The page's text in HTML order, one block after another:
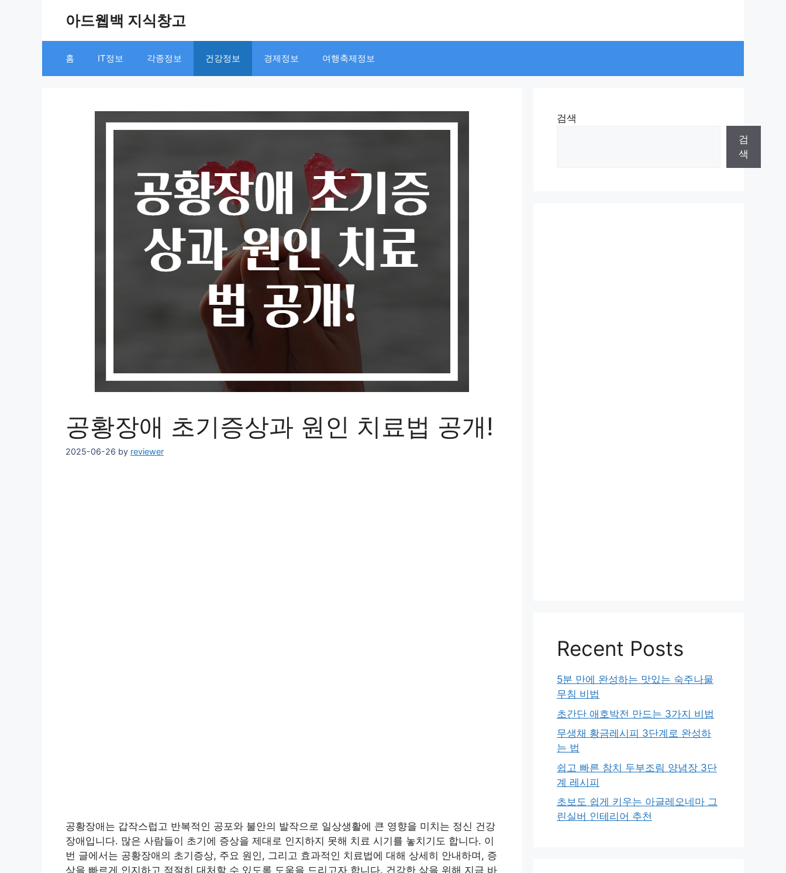
아드웹백 지식창고
홈 IT정보 각종정보 건강정보 경제정보 여행축제정보
공황장애 초기증상과 원인 치료법 공개!
2025-06-26 by reviewer
공황장애는 갑작스럽고 반복적인 공포와 불안의 발작으로 일상생활에 큰 영향을 미치는 정신 건강
장애입니다. 많은 사람들이 초기에 증상을 제대로 인지하지 못해 치료 시기를 놓치기도 합니다. 이
번 글에서는 공황장애의 초기증상, 주요 원인, 그리고 효과적인 치료법에 대해 상세히 안내하며, 증
상을 빠르게 인지하고 적절히 대처할 수 있도록 도움을 드리고자 합니다. 건강한 삶을 위해 지금 바
검색
검
색
Recent Posts
5분 만에 완성하는 맛있는 숙주나물
무침 비법
초간단 애호박전 만드는 3가지 비법
무생채 황금레시피 3단계로 완성하
는 법
쉽고 빠른 참치 두부조림 양념장 3단
계 레시피
초보도 쉽게 키우는 아글레오네마 그
린실버 인테리어 추천